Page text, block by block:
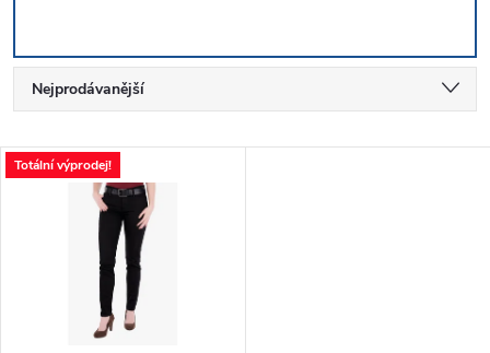
Ř
a
Nejprodávanější
Nejdražší
Abecedně
V
Totální výprodej!